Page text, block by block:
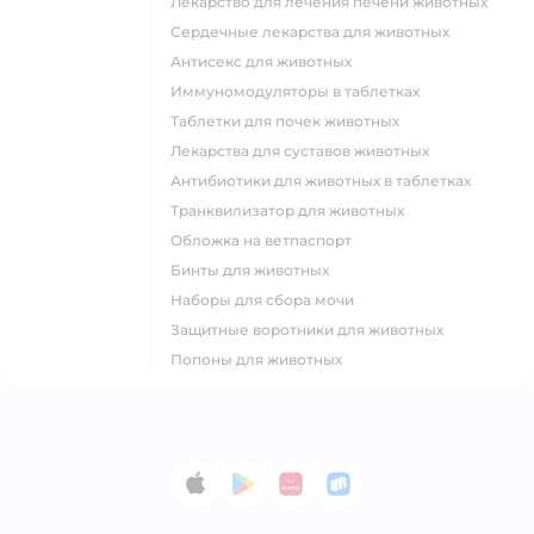
Сердечные лекарства для животных
Антисекс для животных
Иммуномодуляторы в таблетках
Таблетки для почек животных
Лекарства для суставов животных
Антибиотики для животных в таблетках
Транквилизатор для животных
Обложка на ветпаспорт
Бинты для животных
Наборы для сбора мочи
Защитные воротники для животных
Попоны для животных
App StoreGoogle Play
AppGallery
RuStore